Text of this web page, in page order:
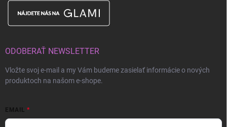
ODOBERAŤ NEWSLETTER
Vložte svoj e-mail a my Vám budeme zasielať informácie o nových
produktoch na našom e-shope.
EMAIL